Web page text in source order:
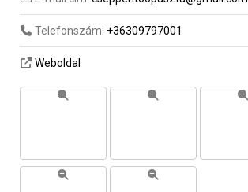
Telefonszám: +36309797001
Weboldal